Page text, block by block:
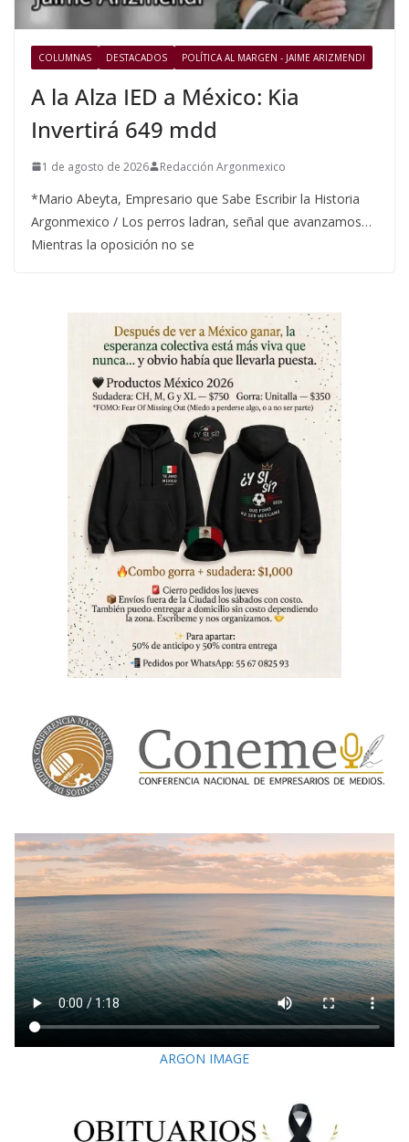
COLUMNAS DESTACADOS POLÍTICA AL MARGEN - JAIME ARIZMENDI
A la Alza IED a México: Kia
Invertirá 649 mdd
1 de agosto de 2026 Redacción Argonmexico
*Mario Abeyta, Empresario que Sabe Escribir la Historia
Argonmexico / Los perros ladran, señal que avanzamos…
Mientras la oposición no se
ARGON IMAGE